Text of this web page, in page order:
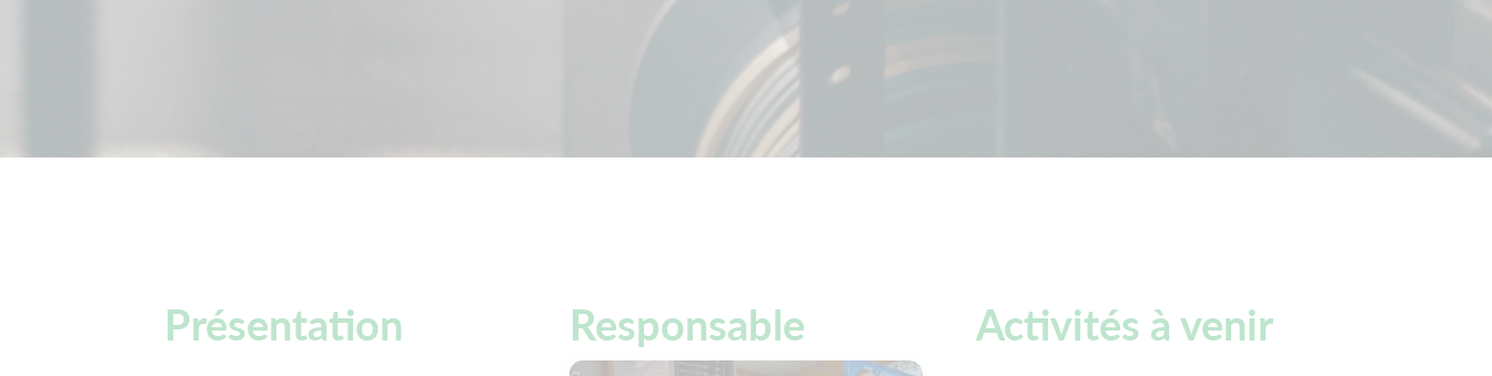
Présentation Responsable Activités à venir